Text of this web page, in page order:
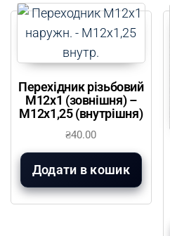
Перехідник різьбовий
М12х1 (зовнішня) –
М12х1,25 (внутрішня)
₴40.00
Додати в кошик